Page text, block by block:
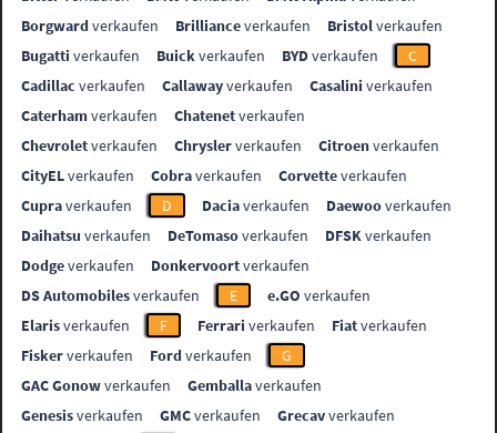
Borgwardverkaufen Brillianceverkaufen Bristolverkaufen
Bugatti verkaufen Buickverkaufen BYDverkaufen
C
Cadillac verkaufen Callawayverkaufen Casalini verkaufen
Caterhamverkaufen Chatenetverkaufen
Chevroletverkaufen Chryslerverkaufen Citroenverkaufen
CityELverkaufen Cobraverkaufen Corvetteverkaufen
Cupraverkaufen D Daciaverkaufen Daewooverkaufen
Daihatsu verkaufen DeTomasoverkaufen DFSKverkaufen
Dodgeverkaufen Donkervoortverkaufen
DS Automobilesverkaufen E e.GO verkaufen
Elarisverkaufen F Ferrari verkaufen Fiatverkaufen
Fiskerverkaufen Fordverkaufen
G
GAC Gonowverkaufen Gemballaverkaufen
Genesisverkaufen GMCverkaufen Grecavverkaufen